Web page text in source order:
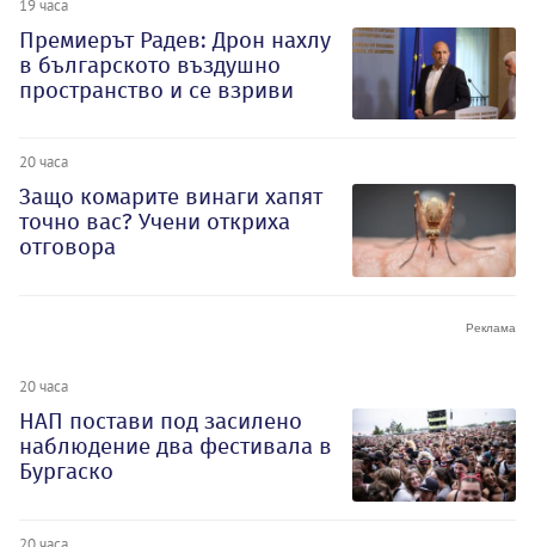
19 часа
Премиерът Радев: Дрон нахлу
в българското въздушно
пространство и се взриви
20 часа
Защо комарите винаги хапят
точно вас? Учени откриха
отговора
20 часа
НАП постави под засилено
наблюдение два фестивала в
Бургаско